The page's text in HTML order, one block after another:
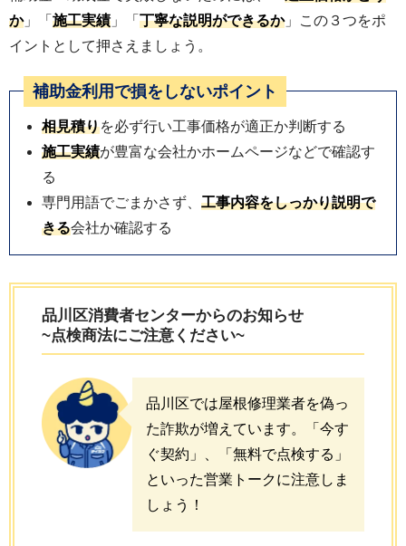
か」「 施工実績 」「 丁寧な説明ができるか」この３つをポ
イントとして押さえましょう。
補助金利用で損をしないポイント
相見積りを必ず行い工事価格が適正か判断する
施工実績が豊富な会社かホームページなどで確認す
る
専門用語でごまかさず、 工事内容をしっかり説明で
きる会社か確認する
品川区消費者センターからのお知らせ
~点検商法にご注意ください~
品川区では屋根修理業者を偽っ
た詐欺が増えています。「今す
ぐ契約」、「無料で点検する」
といった営業トークに注意しま
しょう！